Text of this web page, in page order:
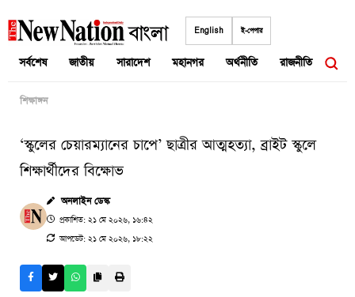
to
English ই-পেপার
সর্বশেষ জাতীয় সারাদেশ মহানগর অর্থনীতি রাজনীতি
শিক্ষাঙ্গন
‘স্কুলের চেয়ারম্যানের চাপে’ ছাত্রীর আত্মহত্যা, ব্রাইট স্কুলে
শিক্ষার্থীদের বিক্ষোভ
অনলাইন ডেস্ক
প্রকাশিত: ২১ মে ২০২৬, ১৬:৪২
আপডেট: ২১ মে ২০২৬, ১৮:২২